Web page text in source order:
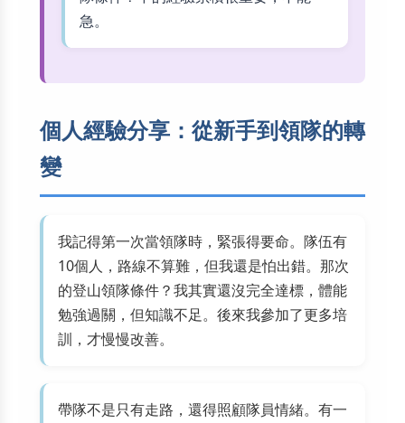
急。
個人經驗分享：從新手到領隊的轉
變
我記得第一次當領隊時，緊張得要命。隊伍有
10個人，路線不算難，但我還是怕出錯。那次
的登山領隊條件？我其實還沒完全達標，體能
勉強過關，但知識不足。後來我參加了更多培
訓，才慢慢改善。
帶隊不是只有走路，還得照顧隊員情緒。有一